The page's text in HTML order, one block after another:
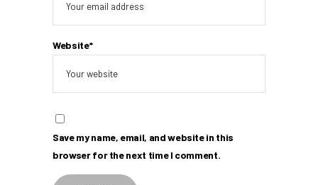
Website*
Save my name, email, and website in this
browser for the next time I comment.